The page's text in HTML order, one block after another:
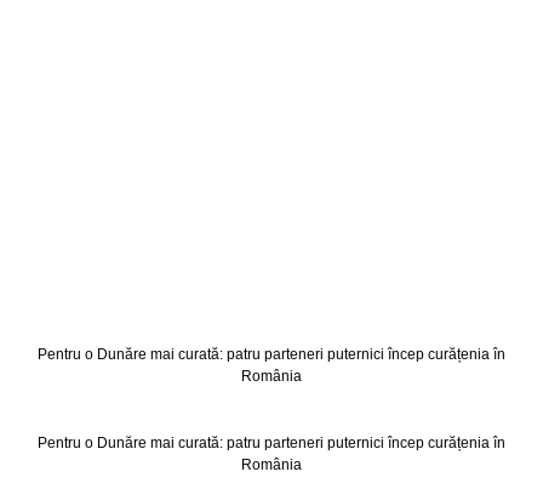
Pentru o Dunăre mai curată: patru parteneri puternici încep curățenia în
România
Pentru o Dunăre mai curată: patru parteneri puternici încep curățenia în
România